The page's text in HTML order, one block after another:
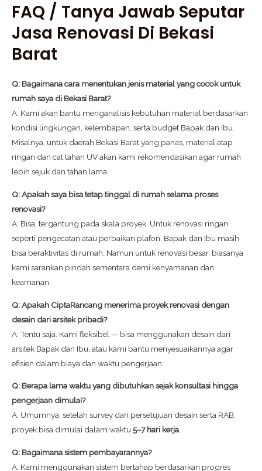
FAQ / Tanya Jawab Seputar
Jasa Renovasi Di Bekasi
Barat
Q: Bagaimana cara menentukan jenis material yang cocok untuk
rumah saya di Bekasi Barat?
A: Kami akan bantu menganalisis kebutuhan material berdasarkan
kondisi lingkungan, kelembapan, serta budget Bapak dan Ibu.
Misalnya, untuk daerah Bekasi Barat yang panas, material atap
ringan dan cat tahan UV akan kami rekomendasikan agar rumah
lebih sejuk dan tahan lama.
Q: Apakah saya bisa tetap tinggal di rumah selama proses
renovasi?
A: Bisa, tergantung pada skala proyek. Untuk renovasi ringan
seperti pengecatan atau perbaikan plafon, Bapak dan Ibu masih
bisa beraktivitas di rumah. Namun untuk renovasi besar, biasanya
kami sarankan pindah sementara demi kenyamanan dan
keamanan.
Q: Apakah CiptaRancang menerima proyek renovasi dengan
desain dari arsitek pribadi?
A: Tentu saja. Kami fleksibel — bisa menggunakan desain dari
arsitek Bapak dan Ibu, atau kami bantu menyesuaikannya agar
efisien dalam biaya dan waktu pengerjaan.
Q: Berapa lama waktu yang dibutuhkan sejak konsultasi hingga
pengerjaan dimulai?
A: Umumnya, setelah survey dan persetujuan desain serta RAB,
proyek bisa dimulai dalam waktu5–7 hari kerja.
Q: Bagaimana sistem pembayarannya?
A: Kami menggunakan sistem bertahap berdasarkan progres